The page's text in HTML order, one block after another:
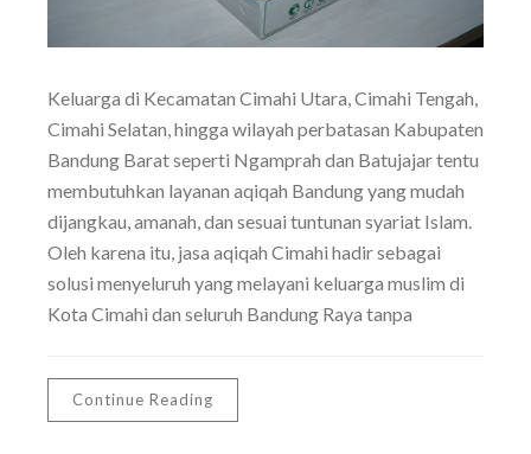
Keluarga di Kecamatan Cimahi Utara, Cimahi Tengah,
Cimahi Selatan, hingga wilayah perbatasan Kabupaten
Bandung Barat seperti Ngamprah dan Batujajar tentu
membutuhkan layanan aqiqah Bandung yang mudah
dijangkau, amanah, dan sesuai tuntunan syariat Islam.
Oleh karena itu, jasa aqiqah Cimahi hadir sebagai
solusi menyeluruh yang melayani keluarga muslim di
Kota Cimahi dan seluruh Bandung Raya tanpa
Continue Reading